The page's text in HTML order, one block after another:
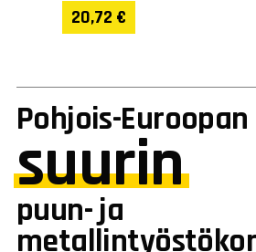
20,72 €
Pohjois-Euroopan
suurin
puun- ja